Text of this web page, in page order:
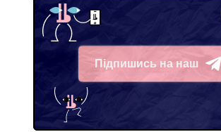
Підпишись на наш
Telegram